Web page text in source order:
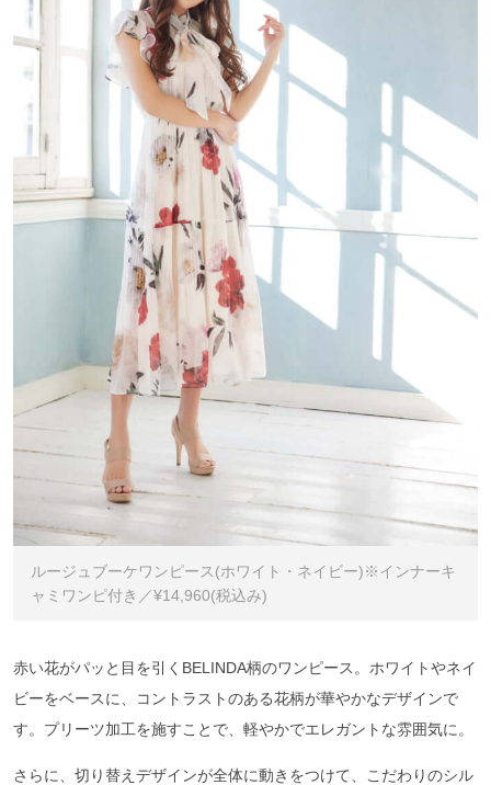
ルージュブーケワンピース(ホワイト・ネイビー)※インナーキ
ャミワンピ付き／¥14,960(税込み)
赤い花がパッと目を引くBELINDA柄のワンピース。ホワイトやネイ
ビーをベースに、コントラストのある花柄が華やかなデザインで
す。プリーツ加工を施すことで、軽やかでエレガントな雰囲気に。
さらに、切り替えデザインが全体に動きをつけて、こだわりのシル